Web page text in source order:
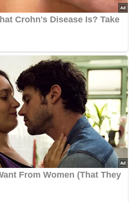
abtropfen lassen und 3/4 davon
Vanillepuddingpulver und
zum Schluss das geschlagene
in eine befettete Form geben.
Mit den Erdbeerstücken belegen
verteilen. Torte bei 160 °C
backen.
und mit den restlichen Erdbeeren